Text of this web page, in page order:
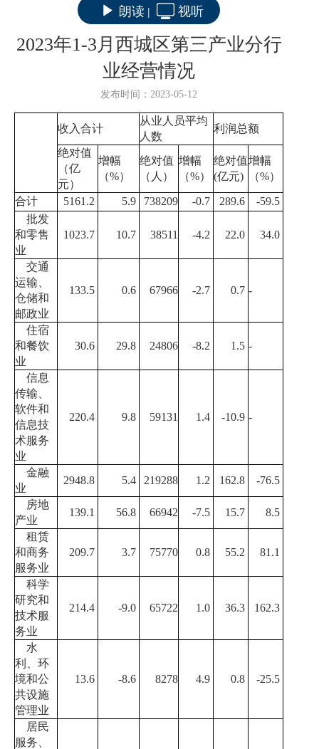
朗读 | 视听
2023年1-3月西城区第三产业分行
业经营情况
发布时间：2023-05-12
收入合计
从业人员平均
人数
利润总额
绝对值
（亿
元）
增幅
（%）
绝对值
（人）
增幅
（%）
绝对值
(亿元)
增幅
（%）
合计 5161.2 5.9 738209 -0.7 289.6
-59.5
批发
和零售
业
1023.7 10.7 38511 -4.2 22.0 34.0
交通
运输、
仓储和
邮政业
133.5 0.6 67966 -2.7 0.7 -
住宿
和餐饮
业
30.6 29.8 24806 -8.2 1.5 -
信息
传输、
软件和
信息技
术服务
业
220.4 9.8 59131 1.4 -10.9 -
金融
业
2948.8 5.4 219288 1.2 162.8
-76.5
房地
产业
139.1 56.8 66942 -7.5 15.7
8.5
租赁
和商务
服务业
209.7 3.7 75770 0.8 55.2 81.1
科学
研究和
技术服
务业
214.4 -9.0 65722 1.0 36.3 162.3
水
利、环
境和公
共设施
管理业
13.6 -8.6 8278 4.9 0.8 -25.5
居民
服务、